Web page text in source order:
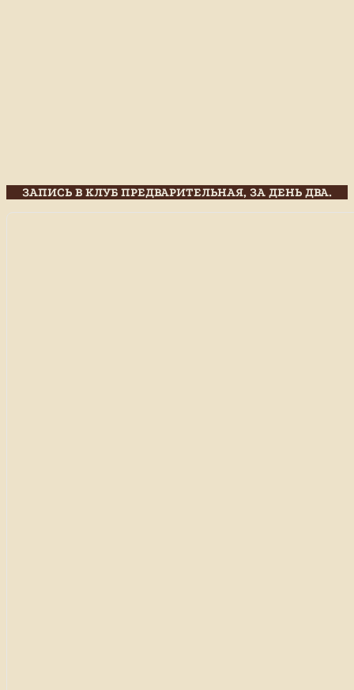
ЗАПИСЬ В КЛУБ ПРЕДВАРИТЕЛЬНАЯ, ЗА ДЕНЬ ДВА.